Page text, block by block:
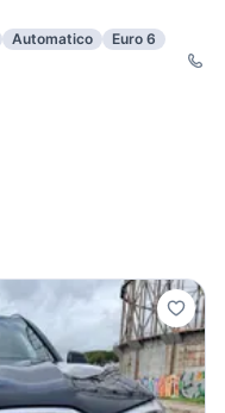
Automatico
Euro 6